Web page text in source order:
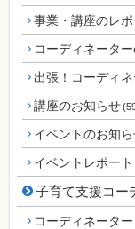
事業・講座のレポ
コーディネータ
出張！コーディ
講座のお知らせ
イベントのお知
イベントレポート
子育て支援コー
コーディネーター